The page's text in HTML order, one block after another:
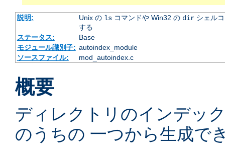
説明: Unix の lsコマンドや Win32 の dirシェルコ
する
ステータス:
Base
モジュール識別子: autoindex_module
ソースファイル:
mod_autoindex.c
概要
ディレクトリのインデッ
のうちの 一つから生成で